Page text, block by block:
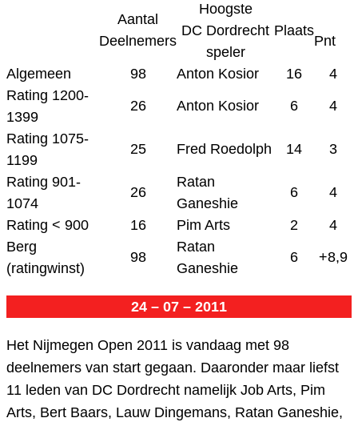
Aantal
Deelnemers
Hoogste
DC Dordrecht
speler
Plaats
Pnt
Algemeen 98 Anton Kosior 16
4
Rating 1200-
1399
26 Anton Kosior 6 4
Rating 1075-
1199
25 Fred Roedolph 14 3
Rating 901-
1074
26
Ratan
Ganeshie
6 4
Rating < 900 16 Pim Arts 2
4
Berg
(ratingwinst)
98
Ratan
Ganeshie
6 +8,9
24 – 07 – 2011
Het Nijmegen Open 2011 is vandaag met 98
deelnemers van start gegaan. Daaronder maar liefst
11 leden van DC Dordrecht namelijk Job Arts, Pim
Arts, Bert Baars, Lauw Dingemans, Ratan Ganeshie,